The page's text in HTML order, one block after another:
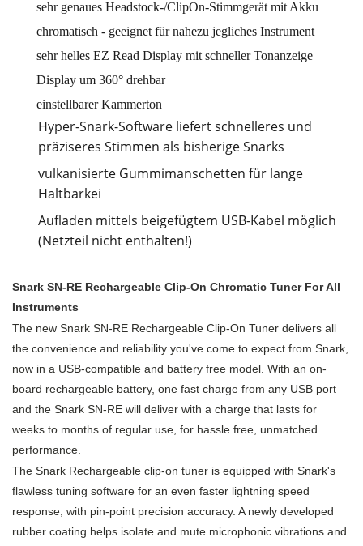
sehr genaues Headstock-/ClipOn-Stimmgerät mit Akku
chromatisch - geeignet für nahezu jegliches Instrument
sehr helles EZ Read Display mit schneller Tonanzeige
Display um 360° drehbar
einstellbarer Kammerton
Hyper-Snark-Software liefert schnelleres und
präziseres Stimmen als bisherige Snarks
vulkanisierte Gummimanschetten für lange
Haltbarkei
Aufladen mittels beigefügtem USB-Kabel möglich
(Netzteil nicht enthalten!)
Snark SN-RE Rechargeable Clip-On Chromatic Tuner For All
Instruments
The new Snark SN-RE Rechargeable Clip-On Tuner delivers all
the convenience and reliability you've come to expect from Snark,
now in a USB-compatible and battery free model. With an on-
board rechargeable battery, one fast charge from any USB port
and the Snark SN-RE will deliver with a charge that lasts for
weeks to months of regular use, for hassle free, unmatched
performance.
The Snark Rechargeable clip-on tuner is equipped with Snark's
flawless tuning software for an even faster lightning speed
response, with pin-point precision accuracy. A newly developed
rubber coating helps isolate and mute microphonic vibrations and